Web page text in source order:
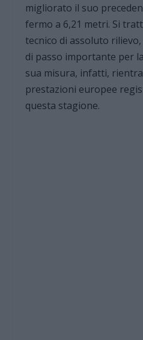
migliorato il suo
fermo a 6,21 metri. Si
tecnico di assoluto
di passo importante per
sua misura, infatti,
prestazioni europee
questa stagione.